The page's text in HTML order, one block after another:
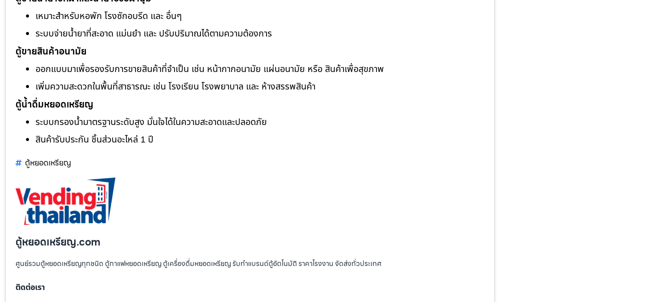
เหมาะสำหรับหอพัก โรงซักอบรีด และ อื่นๆ
ระบบจ่ายน้ำยาที่สะอาด แม่นยำ และ ปรับปริมาณได้ตามความต้องการ
ตู้ขายสินค้าอนามัย
ออกแบบมาเพื่อรองรับการขายสินค้าที่จำเป็น เช่น หน้ากากอนามัย แผ่นอนามัย หรือ สินค้าเพื่อสุขภาพ
เพิ่มความสะดวกในพื้นที่สาธารณะ เช่น โรงเรียน โรงพยาบาล และ ห้างสรรพสินค้า
ตู้น้ำดื่มหยอดเหรียญ
ระบบกรองน้ำมาตรฐานระดับสูง มั่นใจได้ในความสะอาดและปลอดภัย
สินค้ารับประกัน ชิ้นส่วนอะไหล่ 1 ปี
ตู้หยอดเหรียญ
ตู้หยอดเหรียญ.com
ศูนย์รวมตู้หยอดเหรียญทุกชนิด ตู้กาแฟหยอดเหรียญ ตู้เครื่องดื่มหยอดเหรียญ รับทำแบรนด์ตู้อัตโนมัติ ราคาโรงงาน จัดส่งทั่วประเทศ
ติดต่อเรา